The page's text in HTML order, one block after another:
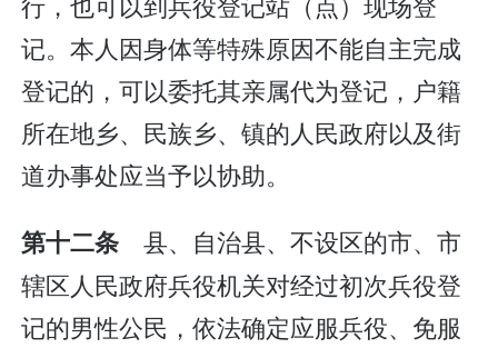
记。本人因身体等特殊原因不能自主完成
登记的，可以委托其亲属代为登记，户籍
所在地乡、民族乡、镇的人民政府以及街
道办事处应当予以协助。
第十二条 县、自治县、不设区的市、市
辖区人民政府兵役机关对经过初次兵役登
记的男性公民，依法确定应服兵役、免服